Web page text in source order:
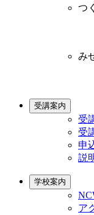
つ
み
受講案内
受
受
申
説
学校案内
ア